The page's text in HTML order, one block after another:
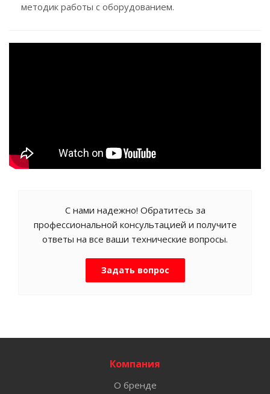
методик работы с оборудованием.
С нами надежно! Обратитесь за
профессиональной консультацией и получите
ответы на все ваши технические вопросы.
Задать вопрос
Компания
О бренде